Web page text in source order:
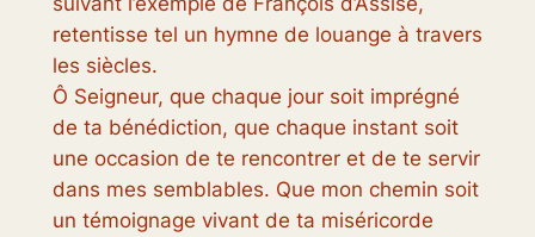
retentisse tel un hymne de louange à travers
les siècles.
Ô Seigneur, que chaque jour soit imprégné
de ta bénédiction, que chaque instant soit
une occasion de te rencontrer et de te servir
dans mes semblables. Que mon chemin soit
un témoignage vivant de ta miséricorde